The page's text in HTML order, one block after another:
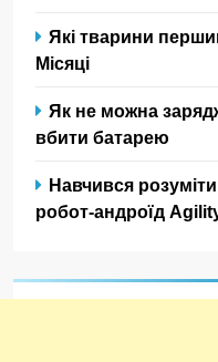
Які тварини
Місяці
Як не можна
вбити батарею
Навчився
робот-андроїд